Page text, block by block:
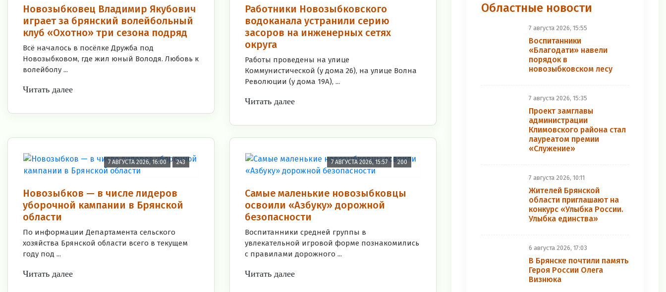
Новозыбковец Владимир Якубович
играет за брянский волейбольный
клуб «Охотно» три сезона подряд
Всё началось в посёлке Дружба под
Новозыбковом, где жил юный Володя. Любовь к
волейболу ...
Читать далее
Работники Новозыбковского
водоканала устранили серию
засоров на инженерных сетях
округа
Работы проведены на улице
Коммунистической (у дома 26), на улице Волна
Революции (у дома 19А), ...
Читать далее
7 АВГУСТА 2026, 16:00 243
Новозыбков — в числе лидеров
уборочной кампании в Брянской
области
По информации Департамента сельского
хозяйства Брянской области всего в текущем
году под ...
Читать далее
7 АВГУСТА 2026, 15:57 200
Самые маленькие новозыбковцы
освоили «Азбуку» дорожной
безопасности
Воспитанники средней группы в
увлекательной игровой форме познакомились
с правилами дорожного ...
Читать далее
Областные новости
7 августа 2026, 15:55
Воспитанники
«Благодати» навели
порядок в
новозыбковском лесу
7 августа 2026, 15:35
Проект замглавы
администрации
Климовского района стал
лауреатом премии
«Служение»
7 августа 2026, 10:11
Жителей Брянской
области приглашают на
конкурс «Улыбка России.
Улыбка единства»
6 августа 2026, 17:03
В Брянске почтили память
Героя России Олега
Визнюка